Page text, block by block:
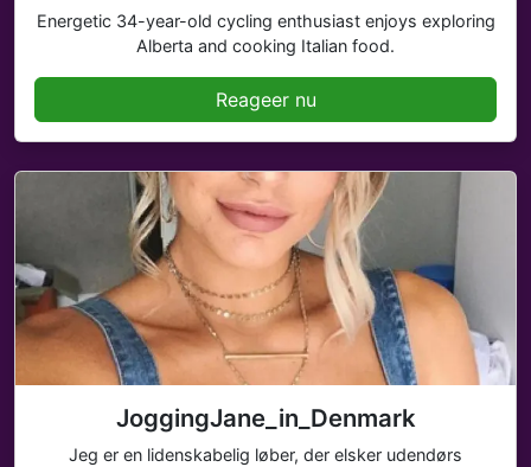
Energetic 34-year-old cycling enthusiast enjoys exploring
Alberta and cooking Italian food.
Reageer nu
JoggingJane_in_Denmark
Jeg er en lidenskabelig løber, der elsker udendørs